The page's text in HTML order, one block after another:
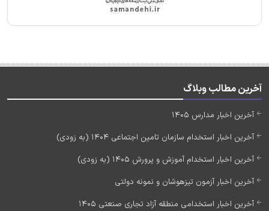
آخرین مطالب وبلاگ
آخرین اخبار مدارس 1405
آخرین اخبار استخدام سازمان تامین اجتماعی 1404 (به زودی)
آخرین اخبار استخدام آموزش و پرورش 1405 (به زودی)
آخرین اخبار آزمون تیزهوشان و نمونه دولتی
آخرین اخبار استخدامی منطقه آزاد تجاری صنعتی 1405